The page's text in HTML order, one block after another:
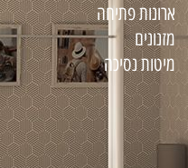
ארונות פתיחה
מזנונים
מיטות נסיכה